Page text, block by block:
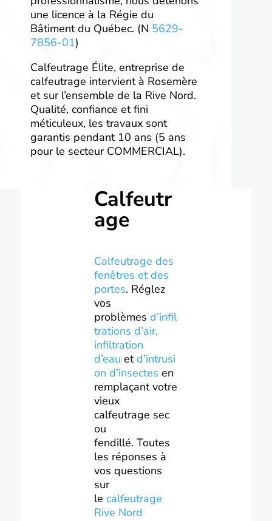
une licence à la Régie du
Bâtiment du Québec. (N 5629-
7856-01)
Calfeutrage Élite, entreprise de
calfeutrage intervient à Rosemère
et sur l’ensemble de la Rive Nord.
Qualité, confiance et fini
méticuleux, les travaux sont
garantis pendant 10 ans (5 ans
pour le secteur COMMERCIAL).
Calfeutr
age
Calfeutrage des
fenêtres et des
portes. Réglez
vos
problèmes d’infil
trations d’air,
infiltration
d’eau etd’intrusi
on d’insectes en
remplaçant votre
vieux
calfeutrage sec
ou
fendillé. Toutes
les réponses à
vos questions
sur
le calfeutrage
Rive Nord